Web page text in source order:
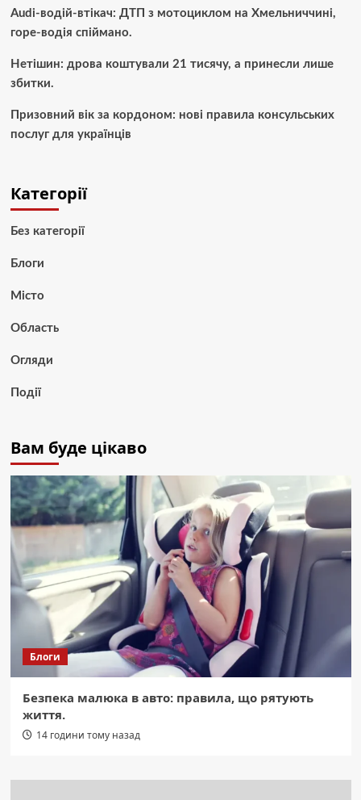
Audi-водій-втікач: ДТП з мотоциклом на Хмельниччині,
горе-водія спіймано.
Нетішин: дрова коштували 21 тисячу, а принесли лише
збитки.
Призовний вік за кордоном: нові правила консульських
послуг для українців
Категорії
Без категорії
Блоги
Місто
Область
Огляди
Події
Вам буде цікаво
Блоги
Безпека малюка в авто: правила, що рятують
життя.
14 години тому назад